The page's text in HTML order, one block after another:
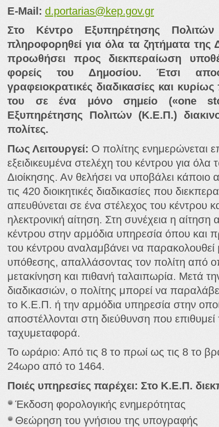
E-Mail: d.portarias@kep.gov.gr
Στο Κέντρο Εξυπηρέτησης
πληροφορηθεί για όλα τα ζητήματα της
προωθήσει προς διεκπεραίωση
φορείς του Δημοσίου. Έτσι
γραφειοκρατικές διαδικασίες και κυρίως
του σε ένα μόνο σημείο («one
Εξυπηρέτησης Πολιτών (Κ.Ε.Π.)
πολίτες.
Πως Λειτουργεί: Ο πολίτης ενημερώνεται
εξειδικευμένα στελέχη του κέντρου για
Διοίκησης. Αν θελήσει να υποβάλει
τις 420 διοικητικές διαδικασίες που
απευθύνεται σε ένα στέλεχος του κέντρου
ηλεκτρονική αίτηση. Στη συνέχεια η
κέντρου στην αρμόδια υπηρεσία όπου και
του κέντρου αναλαμβάνει να παρακολουθεί
υπόθεσης, απαλλάσοντας τον πολίτη από
μετακίνηση και πιθανή ταλαιπωρία. Μετά
διαδικασιών, ο πολίτης μπορεί να
το Κ.Ε.Π. ή την αρμόδια υπηρεσία στην
αποστέλλονται στη διεύθυνση που
ταχυμεταφορά.
Το ωράριο: Από τις 8 το πρωί ως τις 8 το
24ωρο από το 1464.
Ποιές υπηρεσίες παρέχει: Στο Κ.Ε.Π.
Έκδοση φορολογικής ενημερότητας
Θεώρηση του γνήσιου της υπογραφής